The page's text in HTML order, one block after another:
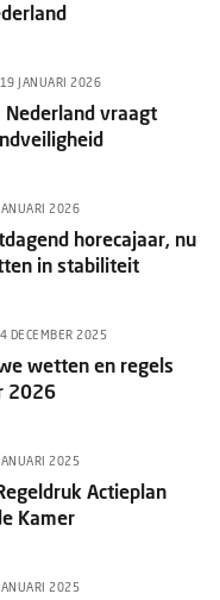
19 JANUARI 2026
Nederland vraagt
2026
horecajaar, nu
in stabiliteit
4 DECEMBER 2025
wetten en regels
2026
2025
Actieplan
Kamer
2025